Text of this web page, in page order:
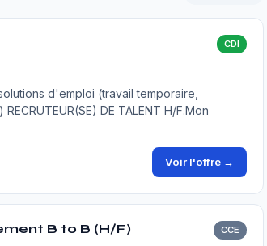
CDI
d'emploi (travail temporaire,
DE TALENT H/F.Mon
Voir l'offre →
B to B (H/F) CCE